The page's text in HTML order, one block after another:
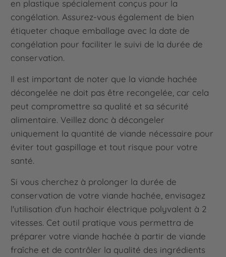
en plastique spécialement conçus pour la
congélation. Assurez-vous également de bien
étiqueter chaque emballage avec la date de
congélation pour faciliter le suivi de la durée de
conservation.
Il est important de noter que la viande hachée
décongelée ne doit pas être recongelée, car cela
peut compromettre sa qualité et sa sécurité
alimentaire. Veillez donc à décongeler
uniquement la quantité de viande nécessaire pour
éviter tout gaspillage et tout risque pour votre
santé.
Si vous cherchez à prolonger la durée de
conservation de votre viande hachée, envisagez
l'utilisation d'un hachoir électrique polyvalent à 2
vitesses. Cet outil pratique vous permettra de
préparer votre viande hachée à partir de viande
fraîche et de contrôler la qualité des ingrédients